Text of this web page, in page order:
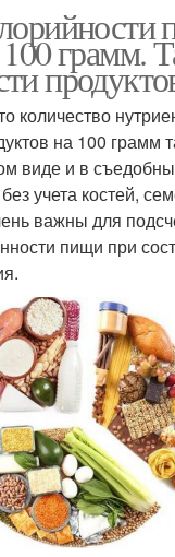
грамм.
количество
на 100 грамм
виде и в
учета костей,
важны для
пищи при